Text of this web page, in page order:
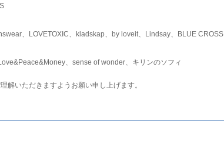
、LOVETOXIC、kladskap、by loveit、Lindsay、BLUE CROSS
、sense of wonder、キリンのソフィ
解いただきますようお願い申し上げます。